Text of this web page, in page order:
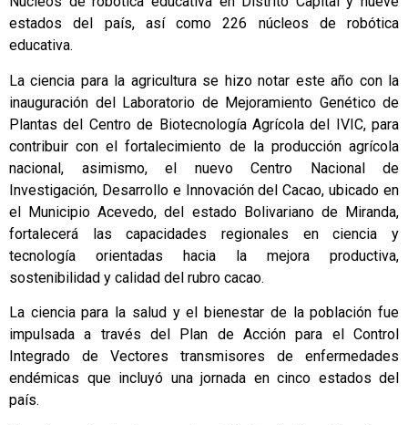
estados del país, así como 226 núcleos de robótica
educativa.
La ciencia para la agricultura se hizo notar este año con la
inauguración del Laboratorio de Mejoramiento Genético de
Plantas del Centro de Biotecnología Agrícola del IVIC, para
contribuir con el fortalecimiento de la producción agrícola
nacional, asimismo, el nuevo Centro Nacional de
Investigación, Desarrollo e Innovación del Cacao, ubicado en
el Municipio Acevedo, del estado Bolivariano de Miranda,
fortalecerá las capacidades regionales en ciencia y
tecnología orientadas hacia la mejora productiva,
sostenibilidad y calidad del rubro cacao.
La ciencia para la salud y el bienestar de la población fue
impulsada a través del Plan de Acción para el Control
Integrado de Vectores transmisores de enfermedades
endémicas que incluyó una jornada en cinco estados del
país.